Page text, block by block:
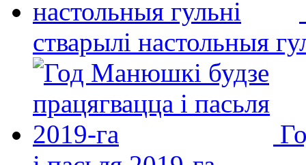
стварылі настольныя